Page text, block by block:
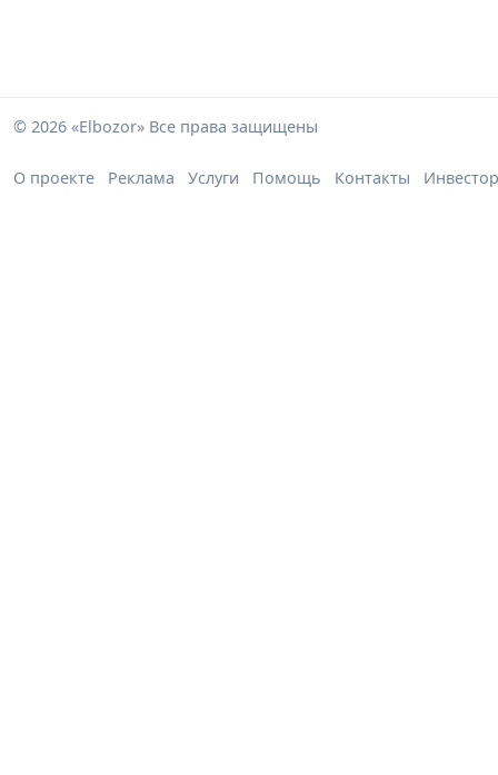
© 2026 «Elbozor» Все права защищены
О проекте Реклама Услуги Помощь Контакты